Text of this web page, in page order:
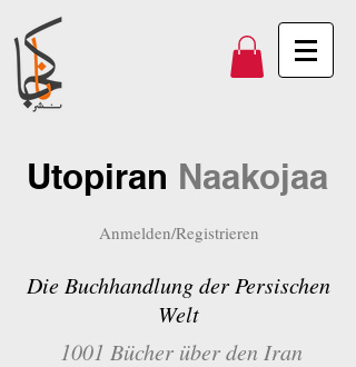
Utopiran Naakojaa
Anmelden/Registrieren
Die Buchhandlung der Persischen
Welt
1001 Bücher über den Iran